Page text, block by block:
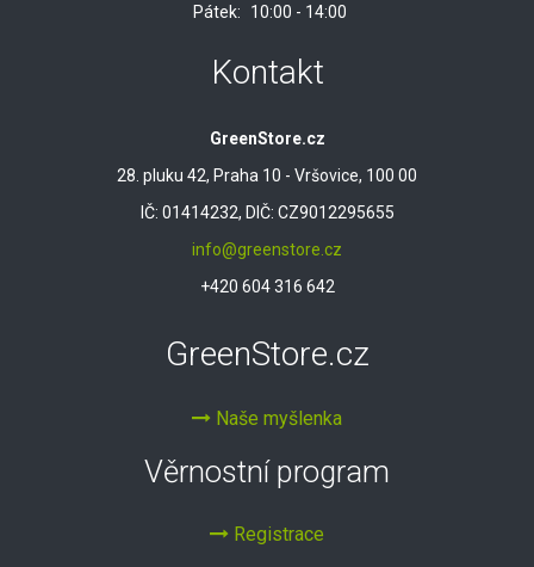
Pátek:
10:00 - 14:00
Kontakt
GreenStore.cz
28. pluku 42, Praha 10 - Vršovice, 100 00
IČ: 01414232, DIČ: CZ9012295655
info@greenstore.cz
+420 604 316 642
GreenStore.cz
Naše myšlenka
Věrnostní program
Registrace